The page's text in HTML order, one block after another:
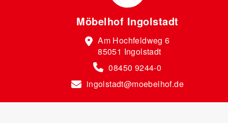
Möbelhof Ingolstadt
Am Hochfeldweg 6
85051 Ingolstadt
08450 9244-0
ingolstadt@moebelhof.de